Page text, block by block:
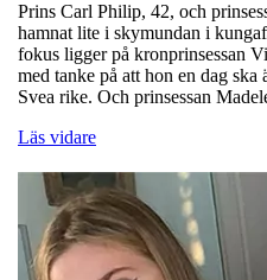
Prins Carl Philip, 42, och
hamnat lite i skymundan i
fokus ligger på kronprinsessan
med tanke på att hon en dag
Svea rike. Och prinsessan
Läs vidare